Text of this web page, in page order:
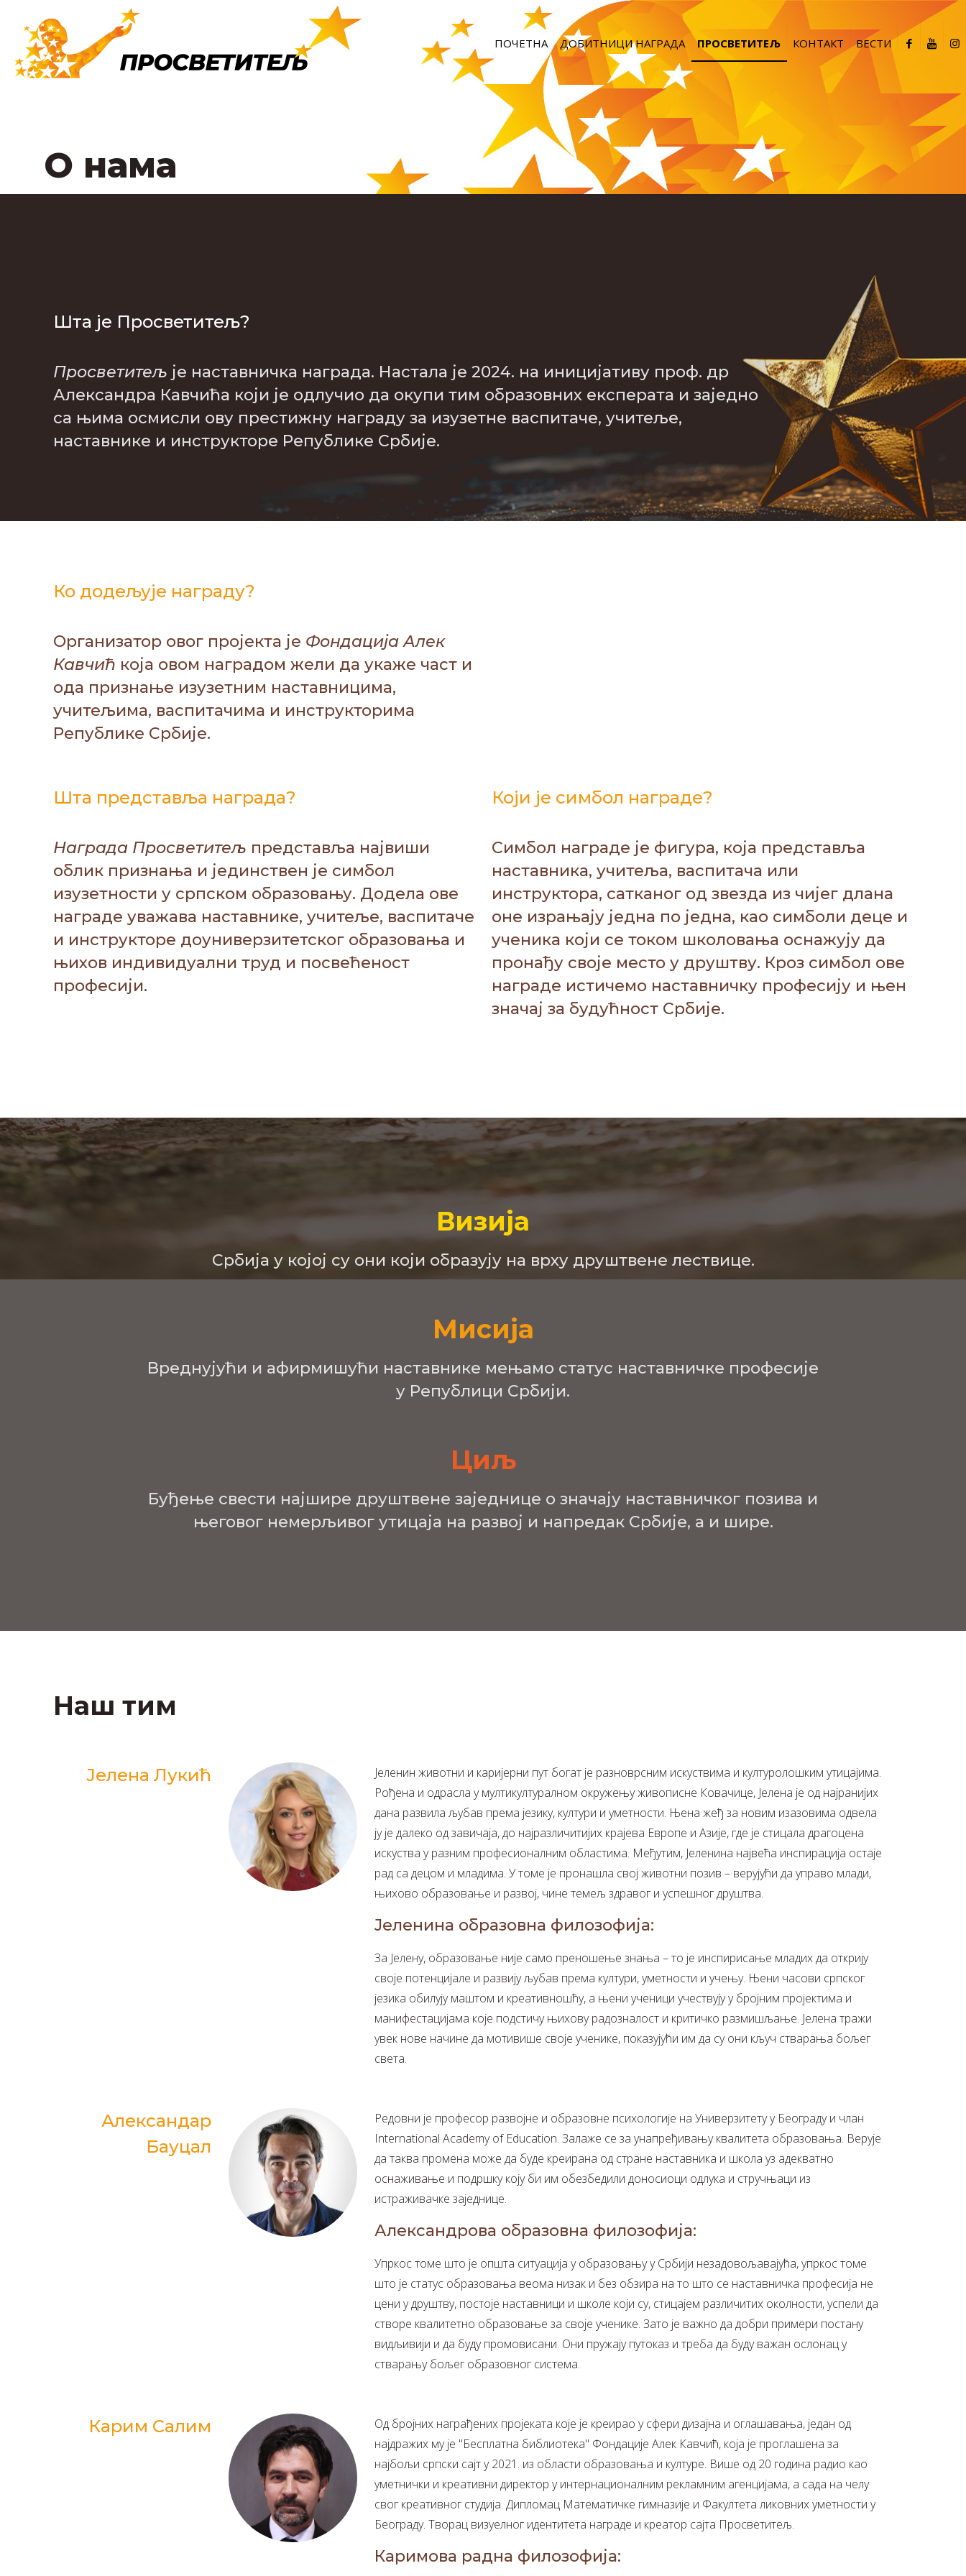
ПОЧЕТНА ДОБИТНИЦИ НАГРАДА ПРОСВЕТИТЕЉ КОНТАКТ ВЕСТИ
О нама
Шта је Просветитељ?
Просветитељ је наставничка награда. Настала је 2024. на иницијативу проф. др
Александра Кавчића који је одлучио да окупи тим образовних експерата и заједно
са њима осмисли ову престижну награду за изузетне васпитаче, учитеље,
наставнике и инструкторе Републике Србије.
Ко додељује награду?
Организатор овог пројекта је Фондација Алек
Кавчић која овом наградом жели да укаже част и
ода признање изузетним наставницима,
учитељима, васпитачима и инструкторима
Републике Србије.
Шта представља награда?
Награда Просветитељ представља највиши
облик признања и јединствен је симбол
изузетности у српском образовању. Додела ове
награде уважава наставнике, учитеље, васпитаче
и инструкторе доуниверзитетског образовања и
њихов индивидуални труд и посвећеност
професији.
Који је симбол награде?
Симбол награде је фигура, која представља
наставника, учитеља, васпитача или
инструктора, сатканог од звезда из чијег длана
оне израњају једна по једна, као симболи деце и
ученика који се током школовања оснажују да
пронађу своје место у друштву. Кроз симбол ове
награде истичемо наставничку професију и њен
значај за будућност Србије.
Визија
Србија у којој су они који образују на врху друштвене лествице.
Мисија
Вреднујући и афирмишући наставнике мењамо статус наставничке професије
у Републици Србији.
Циљ
Буђење свести најшире друштвене заједнице о значају наставничког позива и
његовог немерљивог утицаја на развој и напредак Србије, а и шире.
Наш тим
Јелена Лукић
Јеленин животни и каријерни пут богат је разноврсним искуствима и културолошким утицајима.
Рођена и одрасла у мултикултуралном окружењу живописне Ковачице, Јелена је од најранијих
дана развила љубав према језику, култури и уметности. Њена жеђ за новим изазовима одвела
ју је далеко од завичаја, до најразличитијих крајева Европе и Азије, где је стицала драгоцена
искуства у разним професионалним областима. Међутим, Јеленина највећа инспирација остаје
рад са децом и младима. У томе је пронашла свој животни позив – верујући да управо млади,
њихово образовање и развој, чине темељ здравог и успешног друштва.
Јеленина образовна филозофија:
За Јелену, образовање није само преношење знања – то је инспирисање младих да открију
своје потенцијале и развију љубав према култури, уметности и учењу. Њени часови српског
језика обилују маштом и креативношћу, а њени ученици учествују у бројним пројектима и
манифестацијама које подстичу њихову радозналост и критичко размишљање. Јелена тражи
увек нове начине да мотивише своје ученике, показујући им да су они кључ стварања бољег
света.
Александар
Бауцал
Редовни је професор развојне и образовне психологије на Универзитету у Београду и члан
International Academy of Education. Залаже се за унапређивању квалитета образовања. Верује
да таква промена може да буде креирана од стране наставника и школа уз адекватно
оснаживање и подршку коју би им обезбедили доносиоци одлука и стручњаци из
истраживачке заједнице.
Александрова образовна филозофија:
Упркос томе што је општа ситуација у образовању у Србији незадовољавајућа, упркос томе
што је статус образовања веома низак и без обзира на то што се наставничка професија не
цени у друштву, постоје наставници и школе који су, стицајем различитих околности, успели да
створе квалитетно образовање за своје ученике. Зато је важно да добри примери постану
видљивији и да буду промовисани. Они пружају путоказ и треба да буду важан ослонац у
стварању бољег образовног система.
Карим Салим
Од бројних награђених пројеката које је креирао у сфери дизајна и оглашавања, један од
најдражих му је "Бесплатна библиотека" Фондације Алек Кавчић, која је проглашена за
најбољи српски сајт у 2021. из области образовања и културе. Више од 20 година радио као
уметнички и креативни директор у интернационалним рекламним агенцијама, а сада на челу
свог креативног студија. Дипломац Математичке гимназије и Факултета ликовних уметности у
Београду. Творац визуелног идентитета награде и креатор сајта Просветитељ.
Каримова радна филозофија: